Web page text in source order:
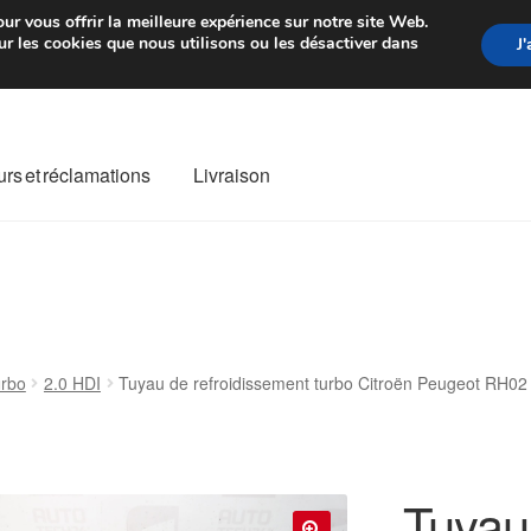
de 7 EUR Du lundi au
et réclamations Livraison
2.0 HDI Tuyau de refroidissement turbo Citroën Peugeot
vous offrir la meilleure expérience sur notre site Web.
les cookies que nous utilisons ou les désactiver dans